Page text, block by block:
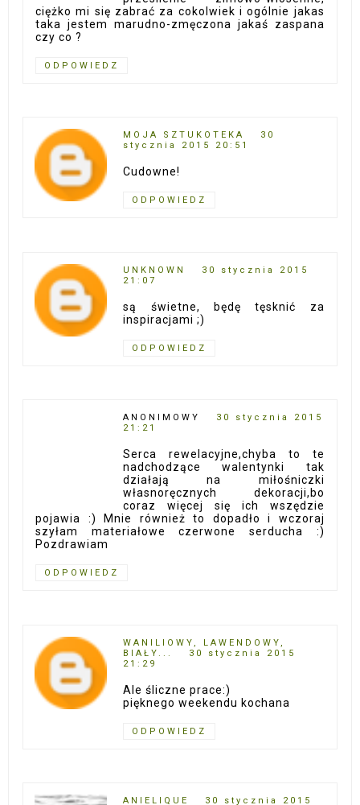
ciężko mi się zabrać za cokolwiek i ogólnie jakas
taka jestem marudno-zmęczona jakaś zaspana
czy co ?
ODPOWIEDZ
MOJA SZTUKOTEKA
30
stycznia 2015 20:51
Cudowne!
ODPOWIEDZ
UNKNOWN
30 stycznia 2015
21:07
są świetne, będę tęsknić za
inspiracjami ;)
ODPOWIEDZ
ANONIMOWY
30 stycznia 2015
21:21
Serca rewelacyjne,chyba to te
nadchodzące walentynki tak
działają na miłośniczki
własnoręcznych dekoracji,bo
coraz więcej się ich wszędzie
pojawia :) Mnie również to dopadło i wczoraj
szyłam materiałowe czerwone serducha :)
Pozdrawiam
ODPOWIEDZ
WANILIOWY, LAWENDOWY,
BIAŁY...
30 stycznia 2015
21:29
Ale śliczne prace:)
pięknego weekendu kochana
ODPOWIEDZ
ANIELIQUE 30 stycznia 2015